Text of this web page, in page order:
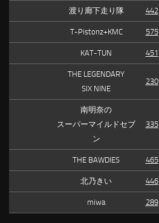
渡り廊下走り隊 442
T-Pistonz+KMC 575
KAT-TUN 451
THE LEGENDARY
SIX NINE
230
南明奈の
スーパーマイルドセブ
ン
335
THE BAWDIES 465
北乃きい 446
miwa 289